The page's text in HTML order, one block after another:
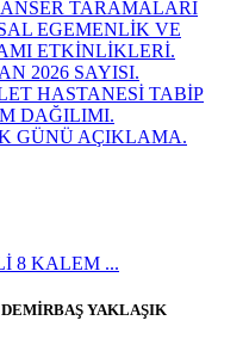
TARAMALARI
EGEMENLİK VE
ETKİNLİKLERİ.
2026 SAYISI.
HASTANESİ TABİP
DAĞILIMI.
GÜNÜ AÇIKLAMA.
8 KALEM ...
YAKLAŞIK